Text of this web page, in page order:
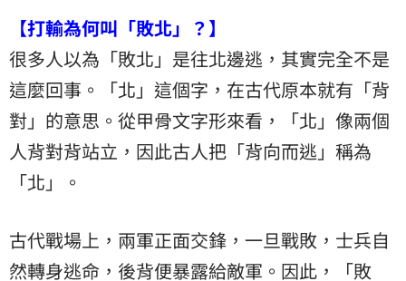
【打輸為何叫「敗北」？】
很多人以為「敗北」是往北邊逃，其實完全不是
這麼回事。「北」這個字，在古代原本就有「背
對」的意思。從甲骨文字形來看，「北」像兩個
人背對背站立，因此古人把「背向而逃」稱為
「北」。
古代戰場上，兩軍正面交鋒，一旦戰敗，士兵自
然轉身逃命，後背便暴露給敵軍。因此，「敗